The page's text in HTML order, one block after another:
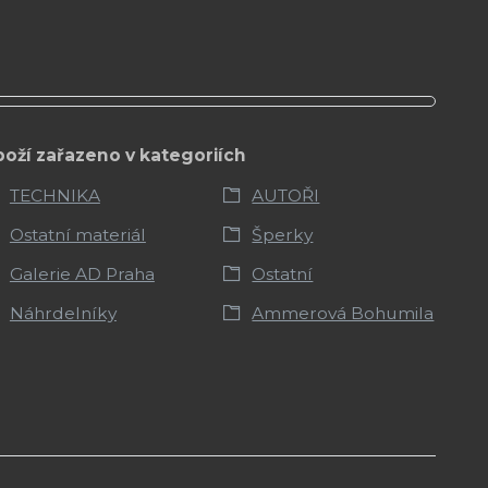
zařazeno v kategoriích
TECHNIKA
AUTOŘI
Ostatní materiál
Šperky
Galerie AD Praha
Ostatní
Náhrdelníky
Ammerová Bohumila